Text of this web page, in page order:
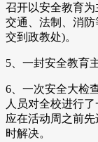
召开以安全教育为
交通、法制、消
交到政教处)。
5、一封安全教育
6、一次安全大检
人员对全校进行
应在活动周之前
时解决。